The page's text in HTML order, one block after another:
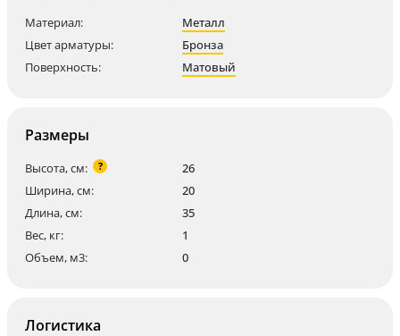
Материал:
Металл
Цвет арматуры:
Бронза
Поверхность:
Матовый
Размеры
Высота, см: ?
26
Ширина, см:
20
Длина, см:
35
Вес, кг:
1
Объем, м3:
0
Логистика